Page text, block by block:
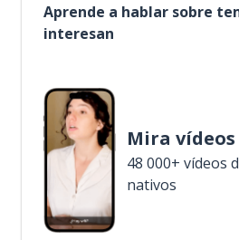
Aprende a hablar sobre
interesan
Mira vídeos
48 000+ vídeos
nativos